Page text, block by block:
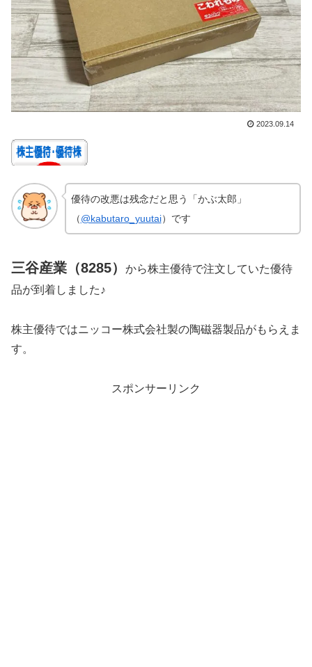
2023.09.14
優待の改悪は残念だと思う「かぶ太郎」
（@kabutaro_yuutai）です
三谷産業（8285）
から株主優待で注文していた優待
品が到着しました♪
株主優待ではニッコー株式会社製の陶磁器製品がもらえま
す。
スポンサーリンク